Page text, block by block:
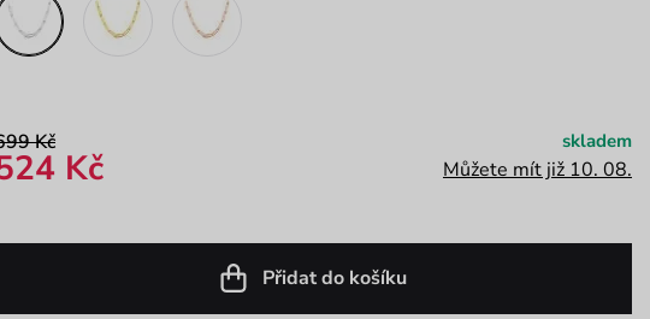
Kč
Kč
skladem
Můžete mít již 10. 08.
Přidat do košíku